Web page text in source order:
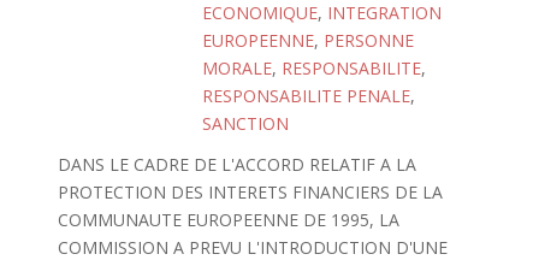
ECONOMIQUE, INTEGRATION
EUROPEENNE, PERSONNE
MORALE, RESPONSABILITE,
RESPONSABILITE PENALE,
SANCTION
DANS LE CADRE DE L'ACCORD RELATIF A LA
PROTECTION DES INTERETS FINANCIERS DE LA
COMMUNAUTE EUROPEENNE DE 1995, LA
COMMISSION A PREVU L'INTRODUCTION D'UNE